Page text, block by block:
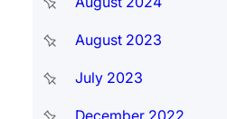
August 2023
July 2023